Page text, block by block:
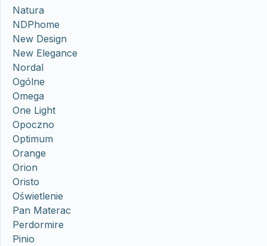
Natura
NDPhome
New Design
New Elegance
Nordal
Ogólne
Omega
One Light
Opoczno
Optimum
Orange
Orion
Oristo
Oświetlenie
Pan Materac
Perdormire
Pinio